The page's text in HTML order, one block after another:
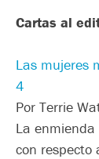
Cartas al
Las mujeres
4
Por Terrie
La
con respecto